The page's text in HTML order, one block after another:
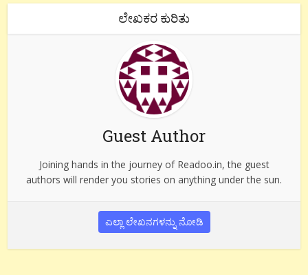
ಲೇಖಕರ ಕುರಿತು
Guest Author
Joining hands in the journey of Readoo.in, the guest
authors will render you stories on anything under the sun.
ಎಲ್ಲಾ ಲೇಖನಗಳನ್ನು ನೋಡಿ